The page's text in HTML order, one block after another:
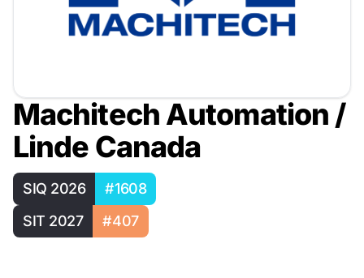
Machitech Automation /
Linde Canada
SIQ 2026
#1608
SIT 2027
#407